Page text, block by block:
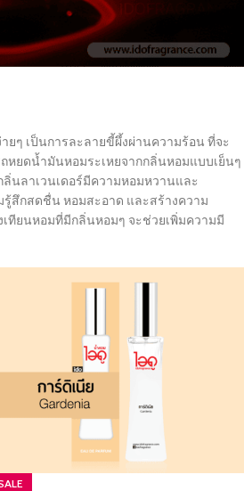
ๆ เป็นการละลายขี้ผึ้งผ่านความร้อน ที่จะ
หยดน้ำมันหอมระเหยจากกลิ่นหอมแบบเย็นๆ
นลาเวนเดอร์มีความหอมหวานและ
สึกสดชื่น หอมสะอาด และสร้างความ
ทียนหอมที่มีกลิ่นหอมๆ จะช่วยเพิ่มความมี